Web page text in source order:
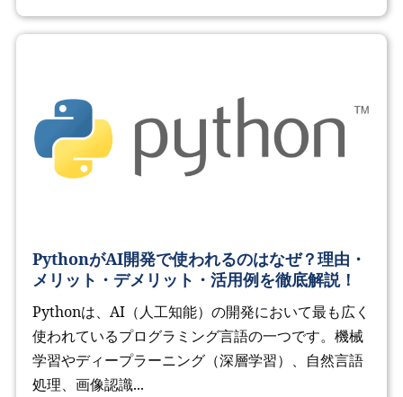
PythonがAI開発で使われるのはなぜ？理由・
メリット・デメリット・活用例を徹底解説！
Pythonは、AI（人工知能）の開発において最も広く
使われているプログラミング言語の一つです。機械
学習やディープラーニング（深層学習）、自然言語
処理、画像認識...